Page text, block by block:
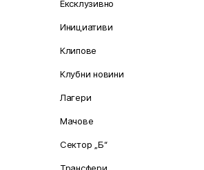
Ексклузивно
Инициативи
Клипове
Клубни новини
Лагери
Мачове
Сектор „Б“
Трансфери